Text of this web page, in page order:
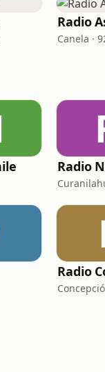
Radio
Canela ·
Radio
Radio